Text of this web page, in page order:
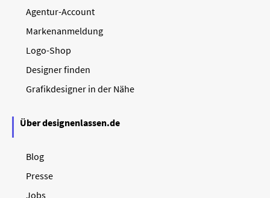
Agentur-Account
Markenanmeldung
Logo-Shop
Designer finden
Grafikdesigner in der Nähe
Über designenlassen.de
Blog
Presse
Jobs